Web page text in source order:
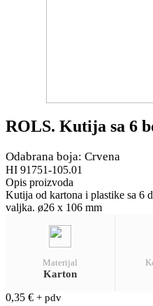
ROLS. Kutija sa 6
Odabrana boja: Crvena
HI 91751-105.01
Opis proizvoda
Kutija od kartona i plastike sa 6
valjka. ø26 x 106 mm
Materijal
Karton
0,35 € + pdv